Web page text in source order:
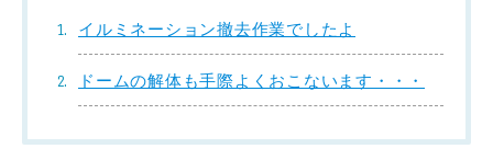
イルミネーション撤去作業でしたよ
ドームの解体も手際よくおこないます・・・